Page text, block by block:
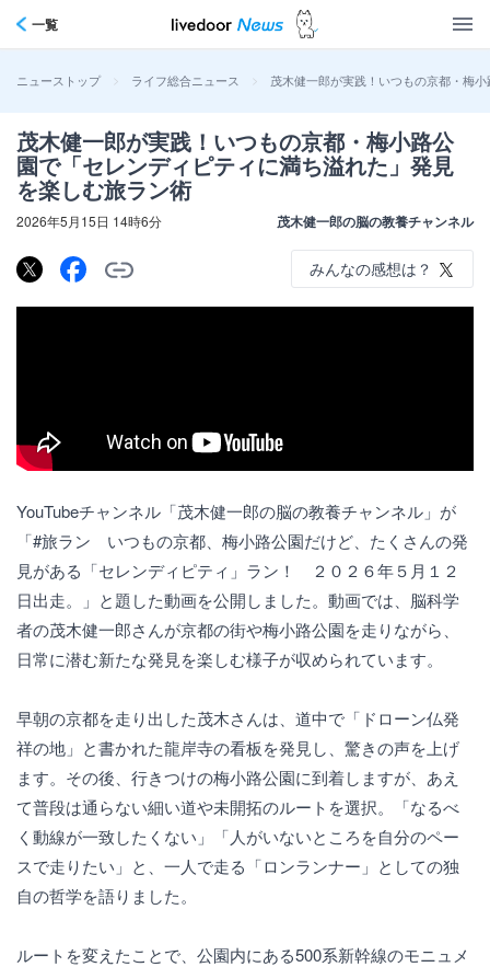
一覧
ニューストップ > ライフ総合ニュース > 茂木健一郎が実践！いつもの京都・梅
茂木健一郎が実践！いつもの京都・梅小路公
園で「セレンディピティに満ち溢れた」発見
を楽しむ旅ラン術
2026年5月15日 14時6分 茂木健一郎の脳の教養チャンネル
みんなの感想は？
YouTubeチャンネル「茂木健一郎の脳の教養チャンネル」が
「#旅ラン いつもの京都、梅小路公園だけど、たくさんの発
見がある「セレンディピティ」ラン！ ２０２６年５月１２
日出走。」と題した動画を公開しました。動画では、脳科学
者の茂木健一郎さんが京都の街や梅小路公園を走りながら、
日常に潜む新たな発見を楽しむ様子が収められています。
早朝の京都を走り出した茂木さんは、道中で「ドローン仏発
祥の地」と書かれた龍岸寺の看板を発見し、驚きの声を上げ
ます。その後、行きつけの梅小路公園に到着しますが、あえ
て普段は通らない細い道や未開拓のルートを選択。「なるべ
く動線が一致したくない」「人がいないところを自分のペー
スで走りたい」と、一人で走る「ロンランナー」としての独
自の哲学を語りました。
ルートを変えたことで、公園内にある500系新幹線のモニュメ